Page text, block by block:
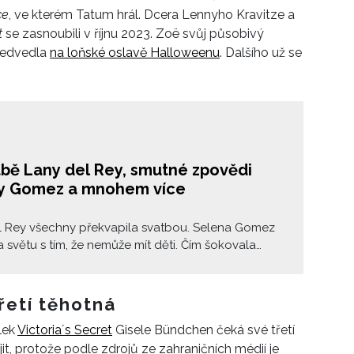
, ve kterém Tatum hrál. Dcera Lennyho Kravitze a
se zasnoubili v říjnu 2023. Zoë svůj působivý
na loňské oslavě Halloweenu. Dalšího už se
Lany del Rey, smutné zpovědi
Gomez a mnohem více
Rey všechny překvapila svatbou. Selena Gomez
světu s tím, že nemůže mít děti. Čím šokovala
těhotná
Victoriaʼs Secret Gisele Bündchen čeká své třetí
protože podle zdrojů ze zahraničních médií je